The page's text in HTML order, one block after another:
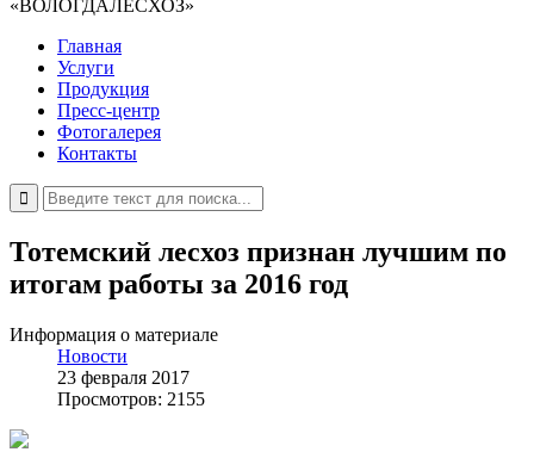
«ВОЛОГДАЛЕСХОЗ»
Главная
Услуги
Продукция
Пресс-центр
Фотогалерея
Контакты
Тотемский лесхоз признан лучшим по
итогам работы за 2016 год
Информация о материале
Новости
23 февраля 2017
Просмотров: 2155